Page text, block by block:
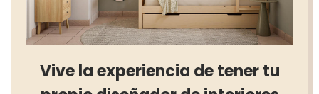
Vive la experiencia de tener tu